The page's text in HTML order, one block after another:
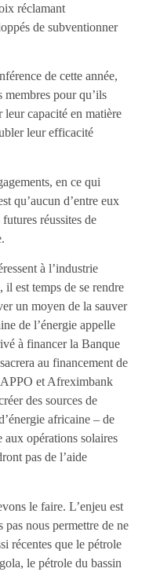
réclamant
de subventionner
de cette année,
membres pour qu’ils
leur capacité en matière
leur efficacité
en ce qui
qu’aucun d’entre eux
réussites de
à l’industrie
est temps de se rendre
un moyen de la sauver
de l’énergie appelle
à financer la Banque
au financement de
et Afreximbank
des sources de
africaine – de
aux opérations solaires
pas de l’aide
le faire. L’enjeu est
nous permettre de ne
récentes que le pétrole
le pétrole du bassin